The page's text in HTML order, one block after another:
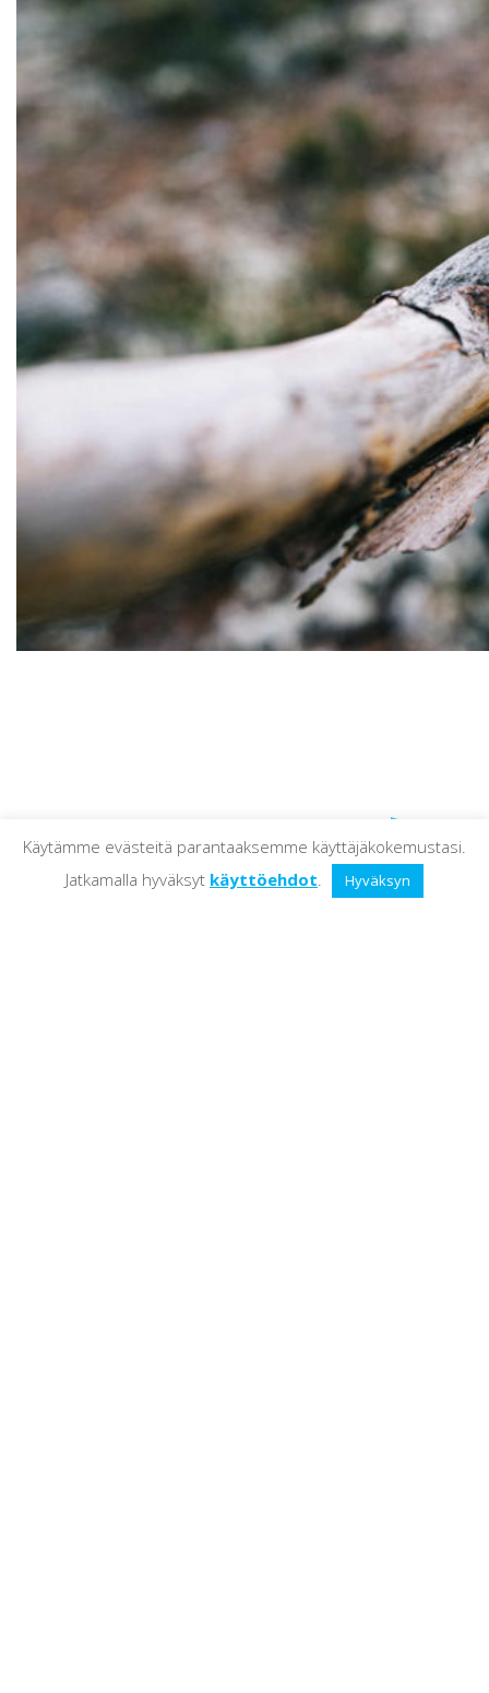
Yhteystiedot English
Käytämme evästeitä parantaaksemme käyttäjäkokemustasi.
Jatkamalla hyväksyt käyttöehdot. Hyväksyn